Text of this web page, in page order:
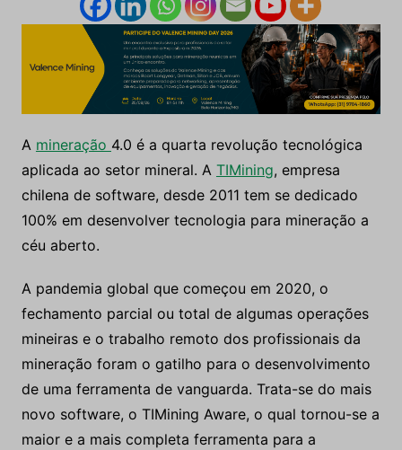
A mineração 4.0 é a quarta revolução tecnológica
aplicada ao setor mineral. A TIMining, empresa
chilena de software, desde 2011 tem se dedicado
100% em desenvolver tecnologia para mineração a
céu aberto.
A pandemia global que começou em 2020, o
fechamento parcial ou total de algumas operações
mineiras e o trabalho remoto dos profissionais da
mineração foram o gatilho para o desenvolvimento
de uma ferramenta de vanguarda. Trata-se do mais
novo software, o TIMining Aware, o qual tornou-se a
maior e a mais completa ferramenta para a